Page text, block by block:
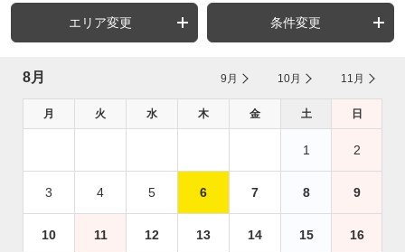
エリア変更 条件変更
8月 9月 10月 11月
月 火 水 木 金 土 日
1 2
3 4 5 6 7 8 9
10 11 12 13 14 15 16